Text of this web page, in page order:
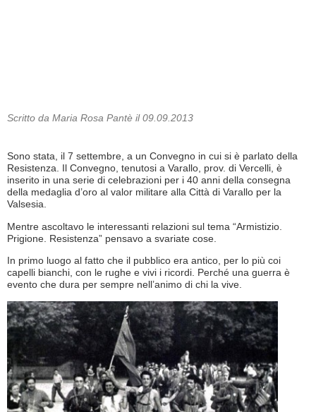
Scritto da Maria Rosa Pantè il 09.09.2013
Sono stata, il 7 settembre, a un Convegno in cui si è parlato della
Resistenza. Il Convegno, tenutosi a Varallo, prov. di Vercelli, è
inserito in una serie di celebrazioni per i 40 anni della consegna
della medaglia d’oro al valor militare alla Città di Varallo per la
Valsesia.
Mentre ascoltavo le interessanti relazioni sul tema “Armistizio.
Prigione. Resistenza” pensavo a svariate cose.
In primo luogo al fatto che il pubblico era antico, per lo più coi
capelli bianchi, con le rughe e vivi i ricordi. Perché una guerra è
evento che dura per sempre nell’animo di chi la vive.